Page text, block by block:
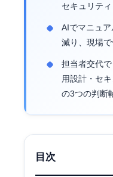
セキュリテ
AIでマニュ
減り、現場
担当者交代
用設計・セ
の3つの判断
目次